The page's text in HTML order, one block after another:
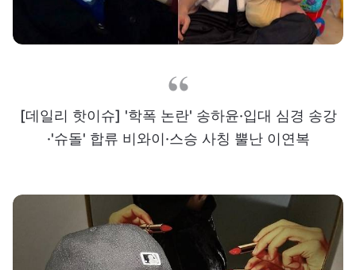
[데일리 핫이슈] '학폭 논란' 송하윤·입대 심경 송강
·'슈돌' 합류 비와이·스승 사칭 뿔난 이연복